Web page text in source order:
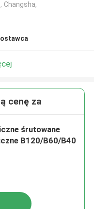
Changsha,
cenę za
śrutowane
B120/B60/B40